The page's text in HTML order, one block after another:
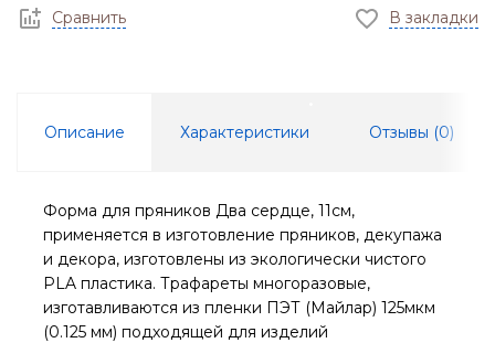
Сравнить В закладки
Описание Характеристики Отзывы (0)
Форма для пряников Два сердце, 11см,
применяется в изготовление пряников, декупажа
и декора, изготовлены из экологически чистого
PLA пластика. Трафареты многоразовые,
изготавливаются из пленки ПЭТ (Майлар) 125мкм
(0.125 мм) подходящей для изделий